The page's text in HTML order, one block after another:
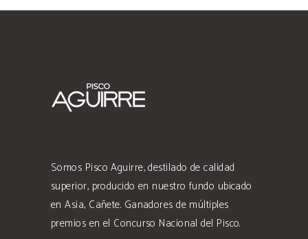
Somos Pisco Aguirre, destilado de calidad
superior, producido en nuestro fundo ubicado
en Asia, Cañete. Ganadores de múltiples
premios en el Concurso Nacional del Pisco.